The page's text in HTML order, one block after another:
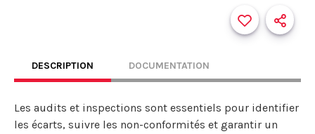
DESCRIPTION DOCUMENTATION
Les audits et inspections sont essentiels pour identifier
les écarts, suivre les non-conformités et garantir un